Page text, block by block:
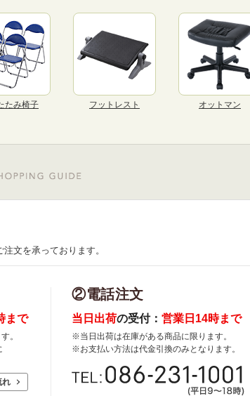
たみ椅子 フットレスト オットマン
文を承っております。
まで
。
れ
②電話注文
当日出荷の受付： 営業日14時まで
※当日出荷は在庫がある商品に限ります。
※お支払い方法は代金引換のみとなります。